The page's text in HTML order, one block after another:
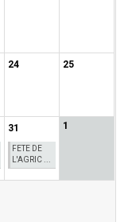
24 25
31
FETE DE
L'AGRIC ...
1